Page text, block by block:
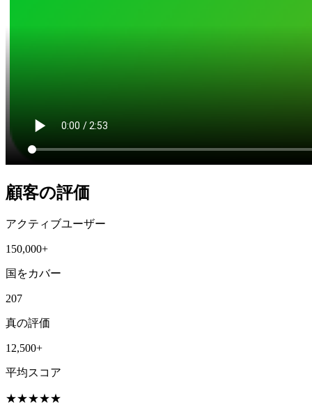
顧客の評価
アクティブユーザー
150,000+
国をカバー
207
真の評価
12,500+
平均スコア
★★★★★